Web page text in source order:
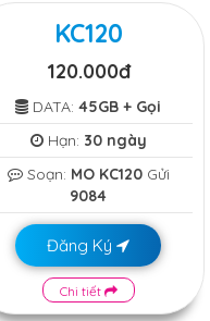
KC120
120.000đ
DATA: 45GB + Gọi
Hạn: 30 ngày
Soạn: MO KC120Gửi
9084
Đăng Ký
Chi tiết